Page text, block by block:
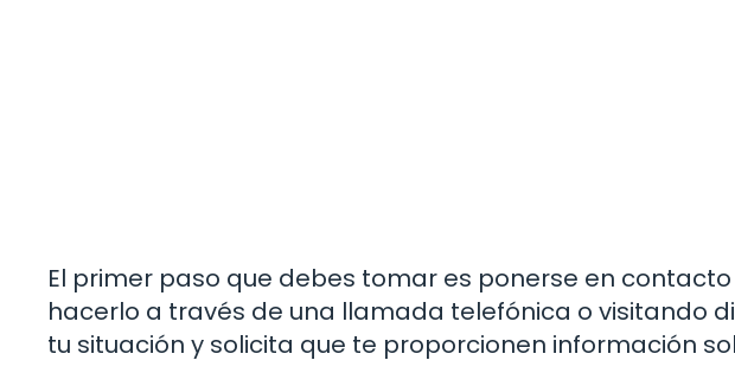
El primer paso que debes tomar es ponerse en
hacerlo a través de una llamada telefónica o visitando
tu situación y solicita que te proporcionen información